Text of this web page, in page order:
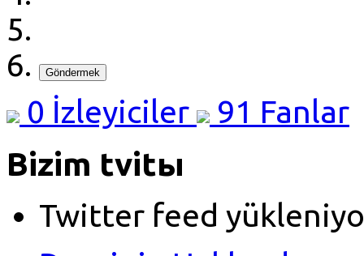
Göndermek
0 İzleyiciler 91 Fanlar
Bizim tvitы
Twitter feed